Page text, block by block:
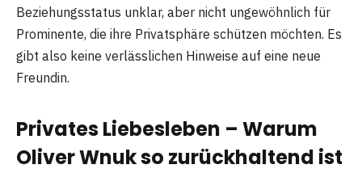
Beziehungsstatus unklar, aber nicht ungewöhnlich für
Prominente, die ihre Privatsphäre schützen möchten. Es
gibt also keine verlässlichen Hinweise auf eine neue
Freundin.
Privates Liebesleben – Warum
Oliver Wnuk so zurückhaltend ist